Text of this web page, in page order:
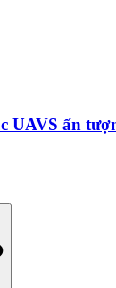
UAVS ấn